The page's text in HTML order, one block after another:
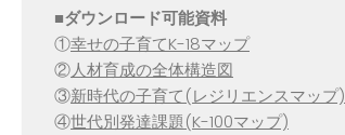
■ダウンロード可能資料
①幸せの子育てK-18マップ
②人材育成の全体構造図
③新時代の子育て(レジリエンスマップ)
④世代別発達課題(K-100マップ)